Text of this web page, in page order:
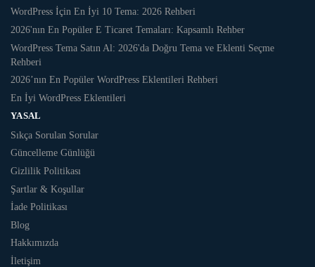
WordPress İçin En İyi 10 Tema: 2026 Rehberi
2026'nın En Popüler E Ticaret Temaları: Kapsamlı Rehber
WordPress Tema Satın Al: 2026'da Doğru Tema ve Eklenti Seçme
Rehberi
2026’nın En Popüler WordPress Eklentileri Rehberi
En İyi WordPress Eklentileri
YASAL
Sıkça Sorulan Sorular
Güncelleme Günlüğü
Gizlilik Politikası
Şartlar & Koşullar
İade Politikası
Blog
Hakkımızda
İletişim